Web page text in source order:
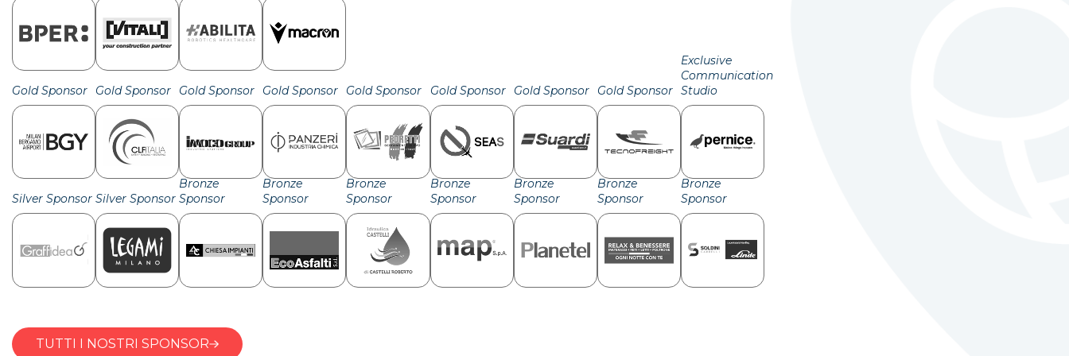
Gold Sponsor Gold Sponsor Gold Sponsor Gold Sponsor Gold Sponsor Gold Sponsor Gold Sponsor Gold Sponsor
Exclusive
Communication
Studio
Silver Sponsor Silver Sponsor
Bronze
Sponsor
Bronze
Sponsor
Bronze
Sponsor
Bronze
Sponsor
Bronze
Sponsor
Bronze
Sponsor
Bronze
Sponsor
TUTTI I NOSTRI SPONSOR